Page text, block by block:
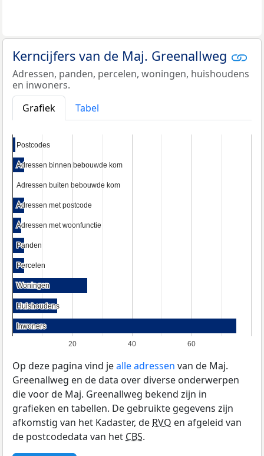
Kerncijfers van de Maj. Greenallweg
Adressen, panden, percelen, woningen, huishoudens
en inwoners.
Grafiek
Tabel
20 40 60
Postcodes
Postcodes
Adressen binnen bebouwde kom
Adressen binnen bebouwde kom
Adressen buiten bebouwde kom
Adressen buiten bebouwde kom
Adressen met postcode
Adressen met postcode
Adressen met woonfunctie
Adressen met woonfunctie
Panden
Panden
Percelen
Percelen
Woningen
Woningen
Huishoudens
Huishoudens
Inwoners
Inwoners
Op deze pagina vind jealle adressen van de Maj.
Greenallweg en de data over diverse onderwerpen
die voor de Maj. Greenallweg bekend zijn in
grafieken en tabellen. De gebruikte gegevens zijn
afkomstig van het Kadaster, deRVO en afgeleid van
de postcodedata van hetCBS.